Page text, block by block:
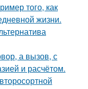
того, как
жизни.
а вызов, с
и расчётом.